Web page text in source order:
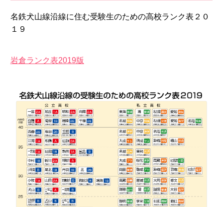
名鉄犬山線沿線に住む受験生のための高校ランク表２０
１９
岩倉ランク表2019版